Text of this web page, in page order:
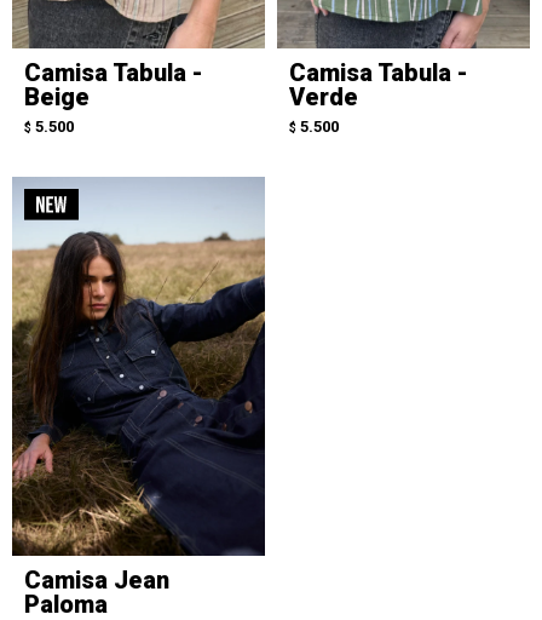
Camisa Tabula -
Beige
$ 5.500
Camisa Tabula -
Verde
$ 5.500
Camisa Jean
Paloma